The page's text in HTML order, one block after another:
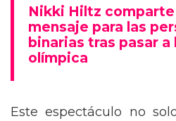
Nikki Hiltz
mensaje para las
binarias tras pasar a
olímpica
Este espectáculo no